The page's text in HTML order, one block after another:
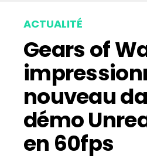
ACTUALITÉ
Gears of
nouveau
démo
en 60fps